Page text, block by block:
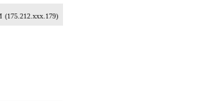
(175.212.xxx.179)